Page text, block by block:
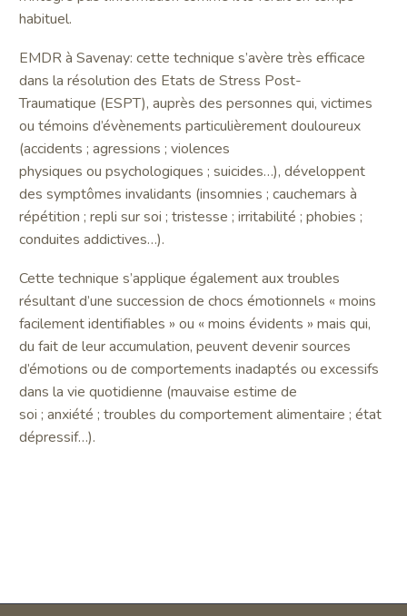
habituel.
EMDR à Savenay: cette technique s’avère très efficace
dans la résolution des Etats de Stress Post-
Traumatique (ESPT), auprès des personnes qui, victimes
ou témoins d’évènements particulièrement douloureux
(accidents ; agressions ; violences
physiques ou psychologiques ; suicides…), développent
des symptômes invalidants (insomnies ; cauchemars à
répétition ; repli sur soi ; tristesse ; irritabilité ; phobies ;
conduites addictives…).
Cette technique s’applique également aux troubles
résultant d’une succession de chocs émotionnels « moins
facilement identifiables » ou « moins évidents » mais qui,
du fait de leur accumulation, peuvent devenir sources
d’émotions ou de comportements inadaptés ou excessifs
dans la vie quotidienne (mauvaise estime de
soi ; anxiété ; troubles du comportement alimentaire ; état
dépressif…).